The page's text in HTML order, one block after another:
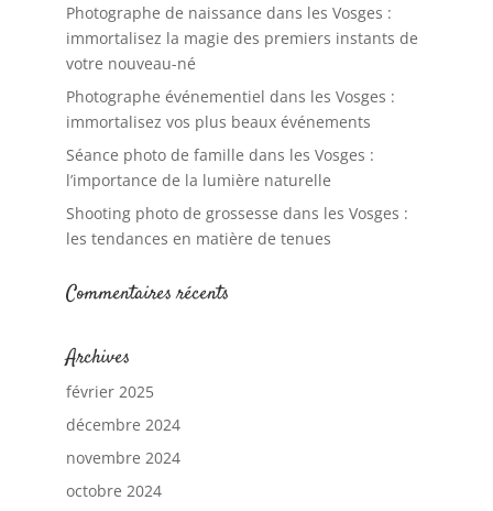
Photographe de naissance dans les Vosges :
immortalisez la magie des premiers instants de
votre nouveau-né
Photographe événementiel dans les Vosges :
immortalisez vos plus beaux événements
Séance photo de famille dans les Vosges :
l’importance de la lumière naturelle
Shooting photo de grossesse dans les Vosges :
les tendances en matière de tenues
Commentaires récents
Archives
février 2025
décembre 2024
novembre 2024
octobre 2024